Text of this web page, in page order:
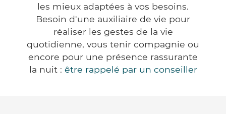
les mieux adaptées à vos besoins.
Besoin d'une auxiliaire de vie pour
réaliser les gestes de la vie
quotidienne, vous tenir compagnie ou
encore pour une présence rassurante
la nuit : être rappelé par un conseiller